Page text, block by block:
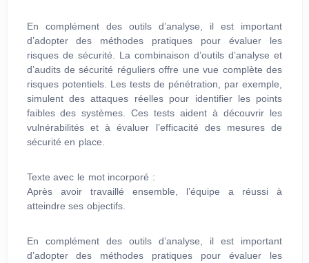
En complément des outils d’analyse, il est important
d’adopter des méthodes pratiques pour évaluer les
risques de sécurité. La combinaison d’outils d’analyse et
d’audits de sécurité réguliers offre une vue complète des
risques potentiels. Les tests de pénétration, par exemple,
simulent des attaques réelles pour identifier les points
faibles des systèmes. Ces tests aident à découvrir les
vulnérabilités et à évaluer l’efficacité des mesures de
sécurité en place.
Texte avec le mot incorporé :
Après avoir travaillé ensemble, l’équipe a réussi à
atteindre ses objectifs.
En complément des outils d’analyse, il est important
d’adopter des méthodes pratiques pour évaluer les